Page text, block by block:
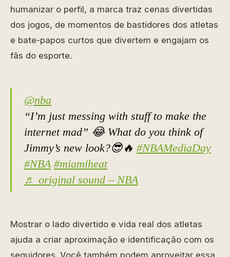
humanizar o perfil, a marca traz cenas divertidas
dos jogos, de momentos de bastidores dos atletas
e bate-papos curtos que divertem e engajam os
fãs do esporte.
@nba
“I’m just messing with stuff to make the
internet mad” 😂 What do you think of
Jimmy’s new look?😎🔥 #NBAMediaDay
#NBA #miamiheat
♬ original sound – NBA
Mostrar o lado divertido e vida real dos atletas
ajuda a criar aproximação e identificação com os
seguidores. Você também podem aproveitar essa